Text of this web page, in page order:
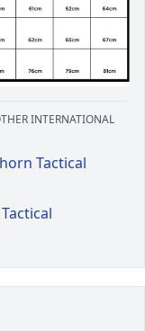
INTERNATIONAL
Tactical